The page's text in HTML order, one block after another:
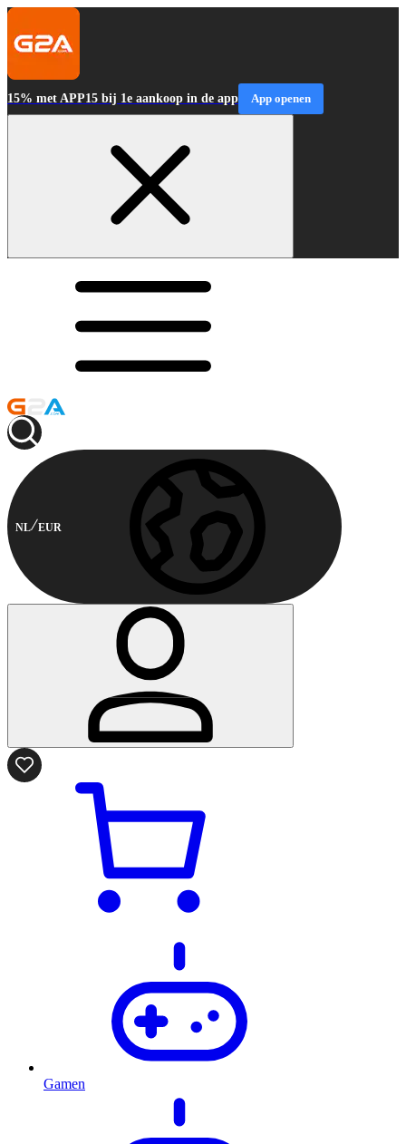
15% met APP15 bij 1e aankoop in de app App openen
NL EUR
Gamen